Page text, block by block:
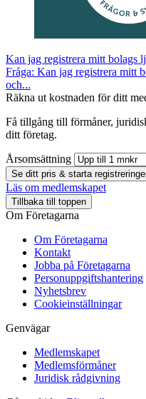
Kan jag registrera mitt bolags
Fråga: Kan jag registrera mitt
och...
Räkna ut kostnaden för ditt
Få tillgång till förmåner,
ditt företag.
Årsomsättning
Se ditt pris & starta
Läs om medlemskapet
Tillbaka till toppen
Om Företagarna
Om Företagarna
Kontakt
Jobba på Företagarna
Personuppgiftshantering
Nyhetsbrev
Cookieinställningar
Genvägar
Medlemskapet
Medlemsförmåner
Juridisk rådgivning